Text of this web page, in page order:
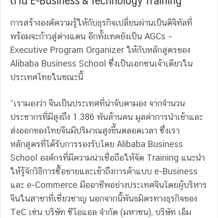
การสร้างองค์ความรู้ให้กับธุรกิจเปลี่ยนผ่านเป็นดิจิทัลที่
พร้อมจะก้าวสู่ต่างแดน อีกทั้งเทคยังเป็น AGCs –
Executive Program Organizer ให้กับหลักสูตรของ
Alibaba Business School ซึ่งเป็นเอกชนเจ้าเดียวใน
ประเทศไทยในขณะนี้
“เรามองว่า จีนเป็นประเทศที่น่าจับตามอง จากจำนวน
ประชากรที่มีสูงถึง 1.386 พันล้านคน มูลค่าการนำเข้าและ
ส่งออกของไทยจีนมีปริมาณสูงขึ้นตลอดเวลา ซึ่งเรา
หลักสูตรที่ได้รับการรองรับโดย Alibaba Business
School องค์กรที่มีความน่าเชื่อถือให้จัด Training แนะนำ
ให้รู้จักวิธีการซื้อขายและเข้าถึงการค้าแบบ e-Business
และ e-Commerce มืออาชีพอย่างประเทศจีนโดยผู้บริหาร
จีนในสาขาที่เชี่ยวชาญ นอกจากนี้พันธมิตรทางธุรกิจของ
TeC เช่น บริษัท ซีโอแอล จำกัด (มหาชน), บริษัท เอ็ม